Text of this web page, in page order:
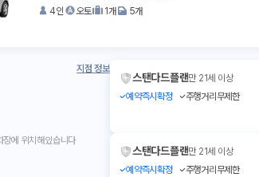
4인 오토 1개
5개
지점 정보
에 위치해있습니다
스탠다드플랜만 21세 이상
예약즉시확정
주행거리무제한
스탠다드플랜만 21세 이상
예약즉시확정
주행거리무제한